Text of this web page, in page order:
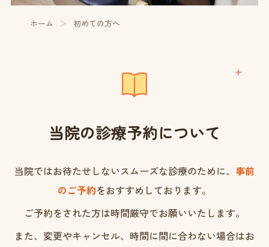
ホーム ＞ 初めての方へ
当院の診療予約について
当院ではお待たせしないスムーズな診療のために、 事前
のご予約をおすすめしております。
ご予約をされた方は時間厳守でお願いいたします。
また、変更やキャンセル、時間に間に合わない場合はお